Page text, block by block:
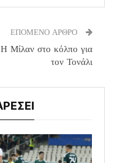
ΕΠΟΜΕΝΟ ΑΡΘΡΟ
Η Μίλαν στο κόλπο για
τον Τονάλι